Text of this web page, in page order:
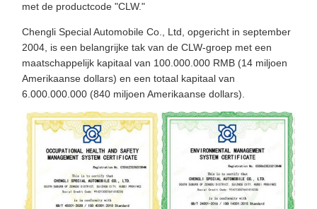
met de productcode "CLW."
Chengli Special Automobile Co., Ltd, opgericht in september
2004, is een belangrijke tak van de CLW-groep met een
maatschappelijk kapitaal van 100.000.000 RMB (14 miljoen
Amerikaanse dollars) en een totaal kapitaal van
6.000.000.000 (840 miljoen Amerikaanse dollars).